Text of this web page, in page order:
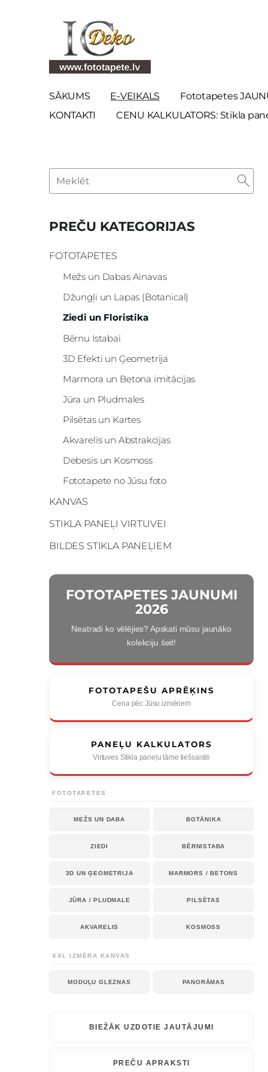
SĀKUMS E-VEIKALS
Fototapetes
KONTAKTI
CENU KALKULATORS: Stikla
PREČU KATEGORIJAS
FOTOTAPETES
Mežs un Dabas Ainavas
Džungļi un Lapas (Botanical)
Ziedi un Floristika
Bērnu Istabai
3D Efekti un Ģeometrija
Marmora un Betona imitācijas
Jūra un Pludmales
Pilsētas un Kartes
Akvarelis un Abstrakcijas
Debesis un Kosmoss
Fototapete no Jūsu foto
KANVAS
STIKLA PANEĻI VIRTUVEI
BILDES STIKLA PANEĻIEM
FOTOTAPETES JAUNUMI
2026
Neatradi ko vēlējies? Apskati mūsu jaunāko
kolekciju šeit!
FOTOTAPEŠU APRĒĶINS
Cena pēc Jūsu izmēriem
PANEĻU KALKULATORS
Virtuves Stikla paneļu tāme tiešsaistē
FOTOTAPETES
MEŽS UN DABA BOTĀNIKA
ZIEDI BĒRNISTABA
3D UN ĢEOMETRIJA MARMORS / BETONS
JŪRA / PLUDMALE PILSĒTAS
AKVARELIS KOSMOSS
XXL IZMĒRA KANVAS
MODUĻU GLEZNAS PANORĀMAS
BIEŽĀK UZDOTIE JAUTĀJUMI
PREČU APRAKSTI